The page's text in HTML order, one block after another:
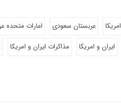
امریکا عربستان سعودی امارات متحده
ایران و امریکا مذاکرات ایران و امریکا